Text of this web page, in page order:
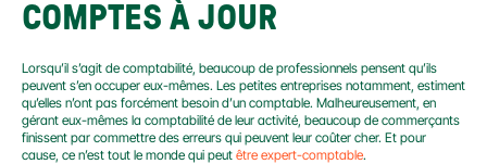
COMPTES À JOUR
Lorsqu’il s’agit de comptabilité, beaucoup de professionnels pensent qu’ils
peuvent s’en occuper eux-mêmes. Les petites entreprises notamment, estiment
qu’elles n’ont pas forcément besoin d’un comptable. Malheureusement, en
gérant eux-mêmes la comptabilité de leur activité, beaucoup de commerçants
finissent par commettre des erreurs qui peuvent leur coûter cher. Et pour
cause, ce n’est tout le monde qui peut être expert-comptable.